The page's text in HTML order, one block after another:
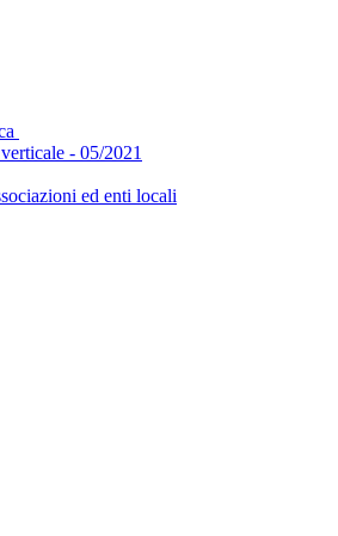
- 05/2021
ed enti locali